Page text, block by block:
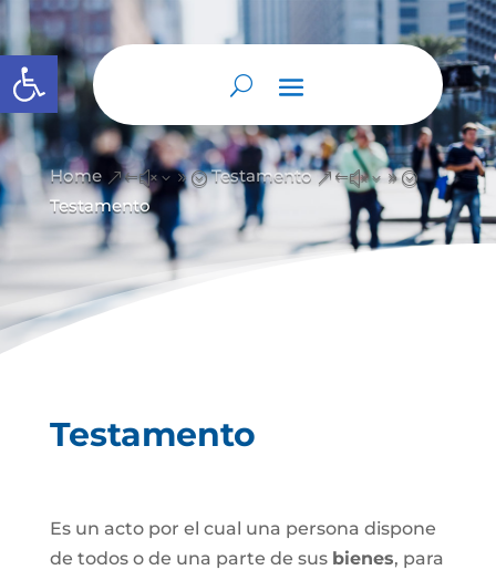
Abrir barra de herramientas
Home &#x39; Testamento &#x39;
Testamento
Testamento
Es un acto por el cual una persona dispone
de todos o de una parte de sus bienes, para